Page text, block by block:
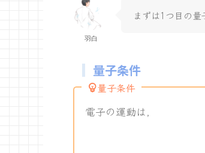
羽白
まずは1つ目の量
量子条件
量子条件
電子の運動は，